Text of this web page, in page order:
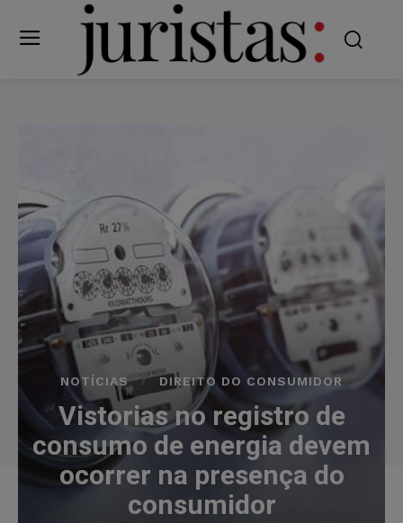
NOTÍCIAS DIREITO DO CONSUMIDOR
Vistorias no registro de
consumo de energia devem
ocorrer na presença do
consumidor